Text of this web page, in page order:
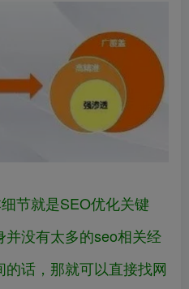
节就是SEO优化关键
没有太多的seo相关经
话，那就可以直接找网